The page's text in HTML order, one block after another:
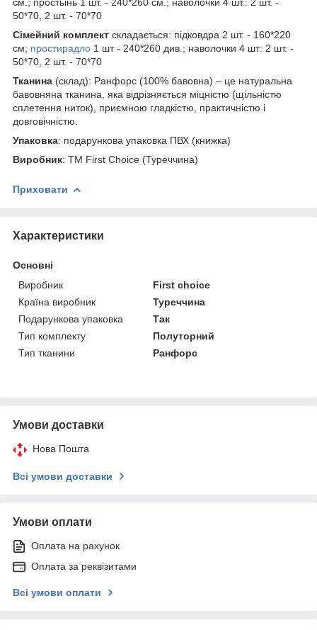
50*70, 2 шт. - 70*70
Сімейний комплект складається: підковдра 2 шт. - 160*220
см; простирадло 1 шт - 240*260 див.; наволочки 4 шт: 2 шт. -
50*70, 2 шт. - 70*70
Тканина (склад): Ранфорс (100% бавовна) – це натуральна
бавовняна тканина, яка відрізняється міцністю (щільністю
сплетення ниток), приємною гладкістю, практичністю і
довговічністю.
Упаковка: подарункова упаковка ПВХ (книжка)
Виробник: ТМ First Choice (Туреччина)
Приховати
Характеристики
Основні
Виробник
First choice
Країна виробник
Туреччина
Подарункова упаковка
Так
Тип комплекту
Полуторний
Тип тканини
Ранфорс
Умови доставки
Нова Пошта
Всі умови доставки
Умови оплати
Оплата на рахунок
Оплата за реквізитами
Всі умови оплати